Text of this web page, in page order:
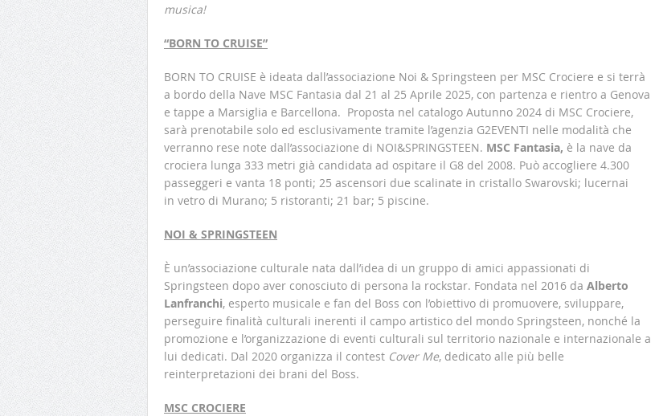
musica!
“BORN TO CRUISE”
BORN TO CRUISE è ideata dall’associazione Noi & Springsteen per MSC Crociere e si terrà
a bordo della Nave MSC Fantasia dal 21 al 25 Aprile 2025, con partenza e rientro a Genova
e tappe a Marsiglia e Barcellona. Proposta nel catalogo Autunno 2024 di MSC Crociere,
sarà prenotabile solo ed esclusivamente tramite l’agenzia G2EVENTI nelle modalità che
verranno rese note dall’associazione di NOI&SPRINGSTEEN. MSC Fantasia, è la nave da
crociera lunga 333 metri già candidata ad ospitare il G8 del 2008. Può accogliere 4.300
passeggeri e vanta 18 ponti; 25 ascensori due scalinate in cristallo Swarovski; lucernai
in vetro di Murano; 5 ristoranti; 21 bar; 5 piscine.
NOI & SPRINGSTEEN
È un’associazione culturale nata dall’idea di un gruppo di amici appassionati di
Springsteen dopo aver conosciuto di persona la rockstar. Fondata nel 2016 da Alberto
Lanfranchi, esperto musicale e fan del Boss con l’obiettivo di promuovere, sviluppare,
perseguire finalità culturali inerenti il campo artistico del mondo Springsteen, nonché la
promozione e l’organizzazione di eventi culturali sul territorio nazionale e internazionale a
lui dedicati. Dal 2020 organizza il contest Cover Me, dedicato alle più belle
reinterpretazioni dei brani del Boss.
MSC CROCIERE